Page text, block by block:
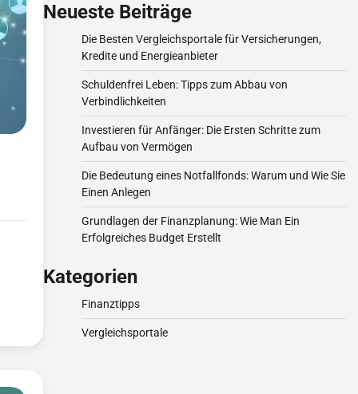
Neueste Beiträge
Die Besten Vergleichsportale für Versicherungen,
Kredite und Energieanbieter
Schuldenfrei Leben: Tipps zum Abbau von
Verbindlichkeiten
Investieren für Anfänger: Die Ersten Schritte zum
Aufbau von Vermögen
Die Bedeutung eines Notfallfonds: Warum und Wie Sie
Einen Anlegen
Grundlagen der Finanzplanung: Wie Man Ein
Erfolgreiches Budget Erstellt
Kategorien
Finanztipps
Vergleichsportale